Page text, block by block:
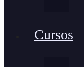
Cursos